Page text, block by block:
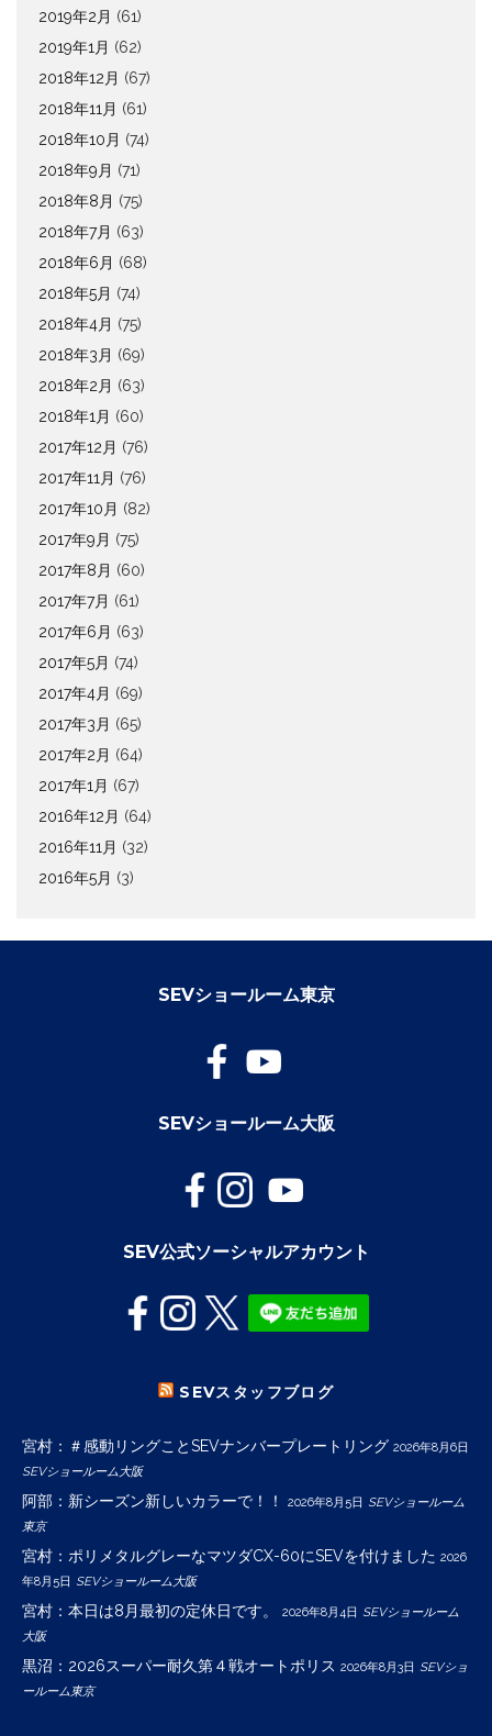
2019年2月 (61)
2019年1月 (62)
2018年12月 (67)
2018年11月 (61)
2018年10月 (74)
2018年9月 (71)
2018年8月 (75)
2018年7月 (63)
2018年6月 (68)
2018年5月 (74)
2018年4月 (75)
2018年3月 (69)
2018年2月 (63)
2018年1月 (60)
2017年12月 (76)
2017年11月 (76)
2017年10月 (82)
2017年9月 (75)
2017年8月 (60)
2017年7月 (61)
2017年6月 (63)
2017年5月 (74)
2017年4月 (69)
2017年3月 (65)
2017年2月 (64)
2017年1月 (67)
2016年12月 (64)
2016年11月 (32)
2016年5月 (3)
SEVショールーム東京
SEVショールーム大阪
SEV公式ソーシャルアカウント
SEVスタッフブログ
宮村：＃感動リングことSEVナンバープレートリング 2026年8月6日
SEVショールーム大阪
阿部：新シーズン新しいカラーで！！ 2026年8月5日 SEVショールーム
東京
宮村：ポリメタルグレーなマツダCX-60にSEVを付けました 2026
年8月5日 SEVショールーム大阪
宮村：本日は8月最初の定休日です。 2026年8月4日 SEVショールーム
大阪
黒沼：2026スーパー耐久第４戦オートポリス 2026年8月3日 SEVショ
ールーム東京